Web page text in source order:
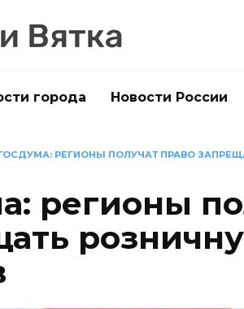
города Новости России
РЕГИОНЫ ПОЛУЧАТ ПРАВО
регионы